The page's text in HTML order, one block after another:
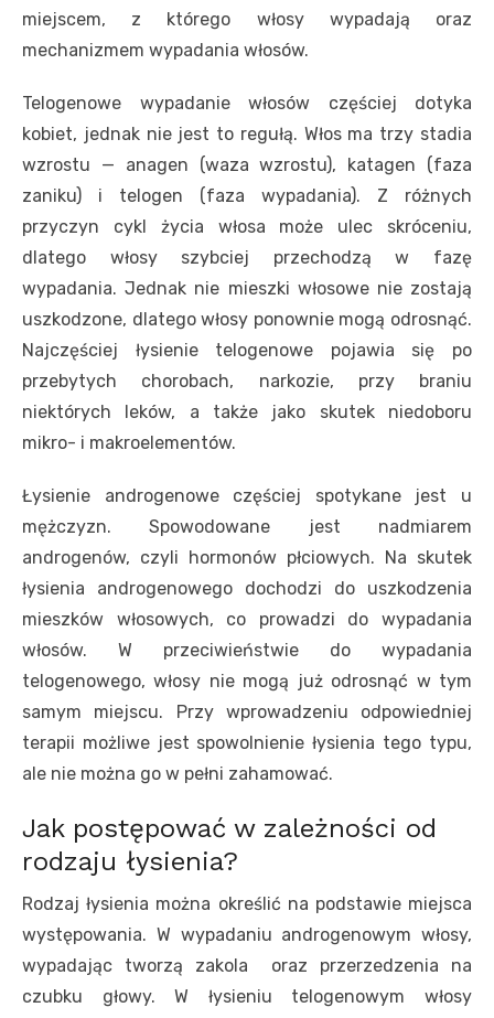
miejscem, z którego włosy wypadają oraz
mechanizmem wypadania włosów.
Telogenowe wypadanie włosów częściej dotyka
kobiet, jednak nie jest to regułą. Włos ma trzy stadia
wzrostu — anagen (waza wzrostu), katagen (faza
zaniku) i telogen (faza wypadania). Z różnych
przyczyn cykl życia włosa może ulec skróceniu,
dlatego włosy szybciej przechodzą w fazę
wypadania. Jednak nie mieszki włosowe nie zostają
uszkodzone, dlatego włosy ponownie mogą odrosnąć.
Najczęściej łysienie telogenowe pojawia się po
przebytych chorobach, narkozie, przy braniu
niektórych leków, a także jako skutek niedoboru
mikro- i makroelementów.
Łysienie androgenowe częściej spotykane jest u
mężczyzn. Spowodowane jest nadmiarem
androgenów, czyli hormonów płciowych. Na skutek
łysienia androgenowego dochodzi do uszkodzenia
mieszków włosowych, co prowadzi do wypadania
włosów. W przeciwieństwie do wypadania
telogenowego, włosy nie mogą już odrosnąć w tym
samym miejscu. Przy wprowadzeniu odpowiedniej
terapii możliwe jest spowolnienie łysienia tego typu,
ale nie można go w pełni zahamować.
Jak postępować w zależności od
rodzaju łysienia?
Rodzaj łysienia można określić na podstawie miejsca
występowania. W wypadaniu androgenowym włosy,
wypadając tworzą zakola oraz przerzedzenia na
czubku głowy. W łysieniu telogenowym włosy